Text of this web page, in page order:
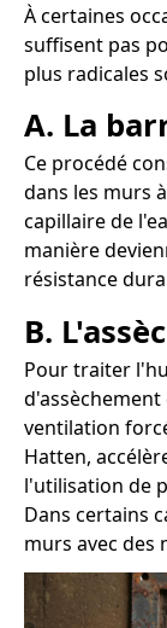
À certaines
suffisent pas
plus radicales
A. La
Ce procédé
dans les murs
capillaire de
manière
résistance
B.
Pour traiter
ventilation
Hatten,
l'utilisation de
Dans certains
murs avec des